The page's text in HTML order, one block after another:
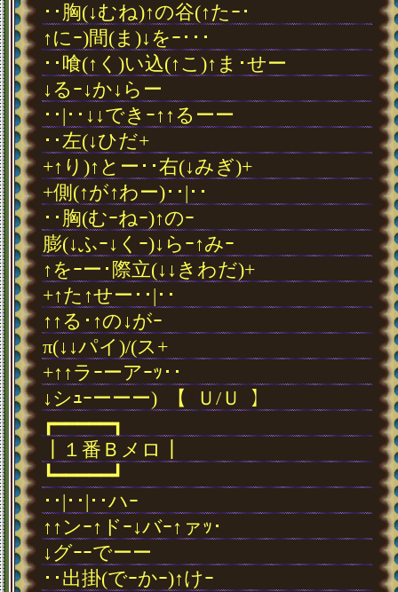
･･胸(↓むね)↑の谷(↑たｰ･
↑にｰ)間(ま)↓をｰ･･･
･･喰(↑く)い込(↑こ)↑ま･せー
↓るｰ↓か↓らー
･･|･･↓↓できｰ↑↑るーー
･･左(↓ひだ+
+↑り)↑とー･･右(↓みぎ)+
+側(↑が↑わー)･･|･･
･･胸(むｰねｰ)↑のｰ
膨(↓ふｰ↓くｰ)↓らｰ↑みｰ
↑をｰー･際立(↓↓きわだ)+
+↑た↑せー･･|･･
↑↑る･↑の↓がｰ
π(↓↓パイ)/(ス+
+↑↑ラｰーアｰｯ･･
↓シｭｰーーー)
【 Ｕ/Ｕ
】
┏━━━━━┓
┃１番Ｂメロ┃
┗━━━━━┛
･･|･･|･･ハｰ
↑↑ンｰ↑ドｰ↓バｰ↑ァｯ･
↓グｰｰでーー
･･出掛(でｰかｰ)↑けｰ